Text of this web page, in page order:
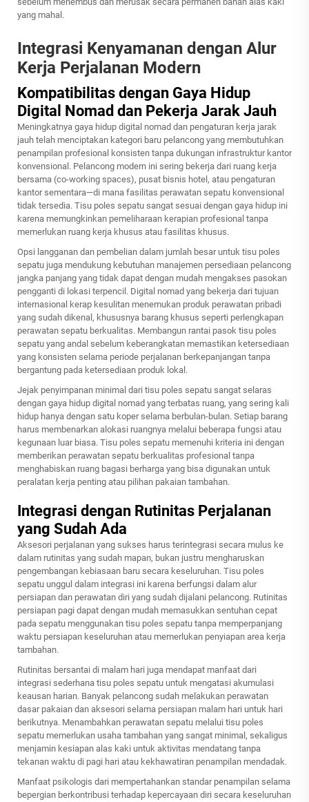
yang mahal.
Integrasi Kenyamanan dengan Alur
Kerja Perjalanan Modern
Kompatibilitas dengan Gaya Hidup
Digital Nomad dan Pekerja Jarak Jauh
Meningkatnya gaya hidup digital nomad dan pengaturan kerja jarak
jauh telah menciptakan kategori baru pelancong yang membutuhkan
penampilan profesional konsisten tanpa dukungan infrastruktur kantor
konvensional. Pelancong modern ini sering bekerja dari ruang kerja
bersama (co-working spaces), pusat bisnis hotel, atau pengaturan
kantor sementara—di mana fasilitas perawatan sepatu konvensional
tidak tersedia. Tisu poles sepatu sangat sesuai dengan gaya hidup ini
karena memungkinkan pemeliharaan kerapian profesional tanpa
memerlukan ruang kerja khusus atau fasilitas khusus.
Opsi langganan dan pembelian dalam jumlah besar untuk tisu poles
sepatu juga mendukung kebutuhan manajemen persediaan pelancong
jangka panjang yang tidak dapat dengan mudah mengakses pasokan
pengganti di lokasi terpencil. Digital nomad yang bekerja dari tujuan
internasional kerap kesulitan menemukan produk perawatan pribadi
yang sudah dikenal, khususnya barang khusus seperti perlengkapan
perawatan sepatu berkualitas. Membangun rantai pasok tisu poles
sepatu yang andal sebelum keberangkatan memastikan ketersediaan
yang konsisten selama periode perjalanan berkepanjangan tanpa
bergantung pada ketersediaan produk lokal.
Jejak penyimpanan minimal dari tisu poles sepatu sangat selaras
dengan gaya hidup digital nomad yang terbatas ruang, yang sering kali
hidup hanya dengan satu koper selama berbulan-bulan. Setiap barang
harus membenarkan alokasi ruangnya melalui beberapa fungsi atau
kegunaan luar biasa. Tisu poles sepatu memenuhi kriteria ini dengan
memberikan perawatan sepatu berkualitas profesional tanpa
menghabiskan ruang bagasi berharga yang bisa digunakan untuk
peralatan kerja penting atau pilihan pakaian tambahan.
Integrasi dengan Rutinitas Perjalanan
yang Sudah Ada
Aksesori perjalanan yang sukses harus terintegrasi secara mulus ke
dalam rutinitas yang sudah mapan, bukan justru mengharuskan
pengembangan kebiasaan baru secara keseluruhan. Tisu poles
sepatu unggul dalam integrasi ini karena berfungsi dalam alur
persiapan dan perawatan diri yang sudah dijalani pelancong. Rutinitas
persiapan pagi dapat dengan mudah memasukkan sentuhan cepat
pada sepatu menggunakan tisu poles sepatu tanpa memperpanjang
waktu persiapan keseluruhan atau memerlukan penyiapan area kerja
tambahan.
Rutinitas bersantai di malam hari juga mendapat manfaat dari
integrasi sederhana tisu poles sepatu untuk mengatasi akumulasi
keausan harian. Banyak pelancong sudah melakukan perawatan
dasar pakaian dan aksesori selama persiapan malam hari untuk hari
berikutnya. Menambahkan perawatan sepatu melalui tisu poles
sepatu memerlukan usaha tambahan yang sangat minimal, sekaligus
menjamin kesiapan alas kaki untuk aktivitas mendatang tanpa
tekanan waktu di pagi hari atau kekhawatiran penampilan mendadak.
Manfaat psikologis dari mempertahankan standar penampilan selama
bepergian berkontribusi terhadap kepercayaan diri secara keseluruhan